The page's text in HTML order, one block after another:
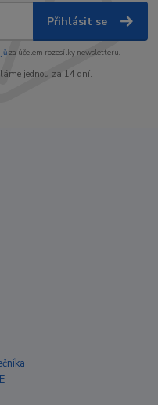
Přihlásit se
za účelem rozesílky newsletteru.
jednou za 14 dní.